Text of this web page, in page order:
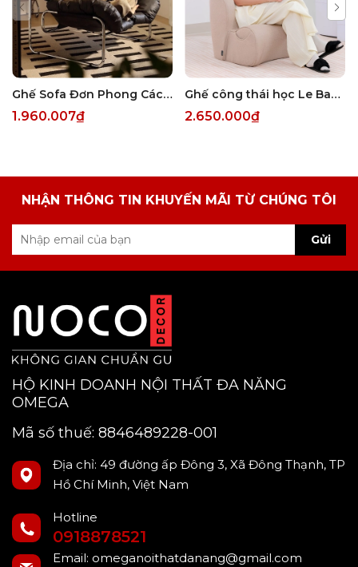
Ghế Sofa Đơn Phong Cách Bắc Âu Da Chống Xước Cao Cấp Lõi Bông Mềm Mại Thiết Kế Cong Êm Ái
1.960.007₫
Ghế công thái học Le Band
2.650.000₫
NHẬN THÔNG TIN KHUYẾN MÃI TỪ CHÚNG TÔI
Gửi
HỘ KINH DOANH NỘI THẤT ĐA NĂNG
OMEGA
Mã số thuế: 8846489228-001
Địa chỉ: 49 đường ấp Đông 3, Xã Đông Thạnh, TP
Hồ Chí Minh, Việt Nam
Hotline
0918878521
Email: omeganoithatdanang@gmail.com